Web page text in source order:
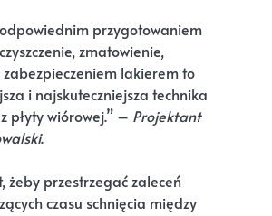
odpowiednim przygotowaniem
zmatowienie,
lakierem to
i najskuteczniejsza technika
płyty wiórowej.” – Projektant
.
żeby przestrzegać zaleceń
czasu schnięcia między